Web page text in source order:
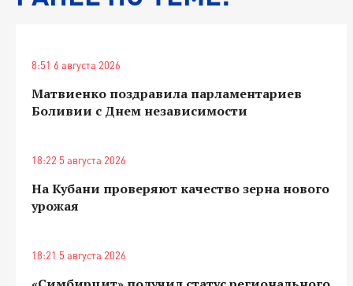
8:51 6 августа 2026
Матвиенко поздравила парламентариев
Боливии с Днем независимости
18:22 5 августа 2026
На Кубани проверяют качество зерна нового
урожая
18:21 5 августа 2026